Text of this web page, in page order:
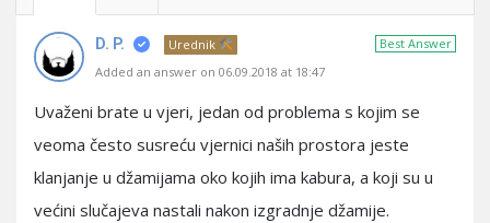
Best Answer
D. P.
Urednik
Added an answer on 06.09.2018 at 18:47
Uvaženi brate u vjeri, jedan od problema s kojim se
veoma često susreću vjernici naših prostora jeste
klanjanje u džamijama oko kojih ima kabura, a koji su u
većini slučajeva nastali nakon izgradnje džamije.